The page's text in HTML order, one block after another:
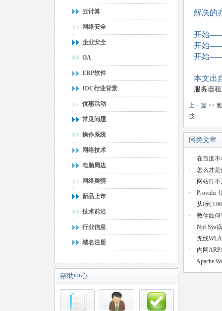
云计算
网络安全
企业安全
OA
ERP软件
IDC行业背景
优惠活动
常见问题
操作系统
网络技术
电脑周边
网络舆情
新品上市
技术前沿
行业信息
域名注册
帮助中心
解决的
开始
开始
开始
本文出
服务器
上一篇 >>
技
同类文章
· 在百度不
· 怎么才是
·
网站打
· Provider
· 从0到
· 教你如何
· Npf.sys
· 无线
· 内网
· Apache